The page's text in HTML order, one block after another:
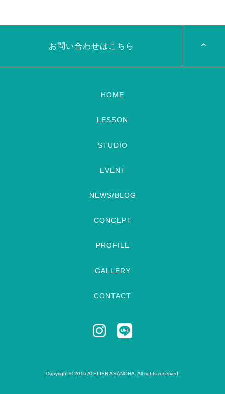
踊ってくれます♡ 東京から参
かしの曲をソロ踊ります […]
ました
どんなふうに紹介され
ていただけるそう […]
お問い合わせはこちら
HOME
LESSON
STUDIO
EVENT
NEWS/BLOG
CONCEPT
PROFILE
GALLERY
CONTACT
Copyright © 2016 ATELIER ASANOHA. All rights reserved.